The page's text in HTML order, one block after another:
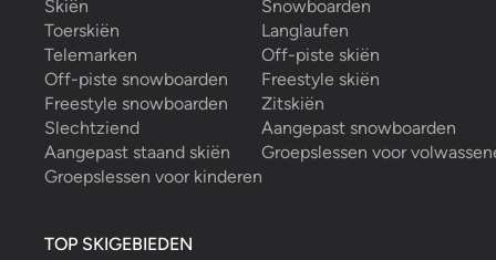
Skiën
Snowboarden
Toerskiën
Langlaufen
Telemarken
Off-piste skiën
Off-piste snowboarden
Freestyle skiën
Freestyle snowboarden
Zitskiën
Slechtziend
Aangepast snowboarden
Aangepast staand skiën
Groepslessen voor
Groepslessen voor kinderen
TOP SKIGEBIEDEN